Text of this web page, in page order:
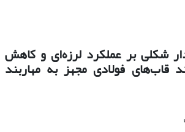
شکلی بر عملکرد لرزه‌ای و کاهش
قاب‌های فولادی مجهز به مهاربند